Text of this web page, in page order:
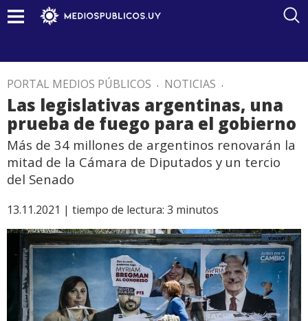
PORTAL MEDIOS PÚBLICOS . NOTICIAS .
Las legislativas argentinas, una
prueba de fuego para el gobierno
Más de 34 millones de argentinos renovarán la
mitad de la Cámara de Diputados y un tercio
del Senado
13.11.2021 | tiempo de lectura: 3 minutos